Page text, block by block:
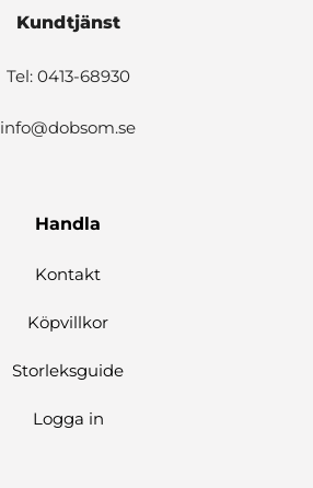
Kundtjänst
Tel: 0413-68930
info@dobsom.se
Handla
Kontakt
Köpvillkor
Storleksguide
Logga in